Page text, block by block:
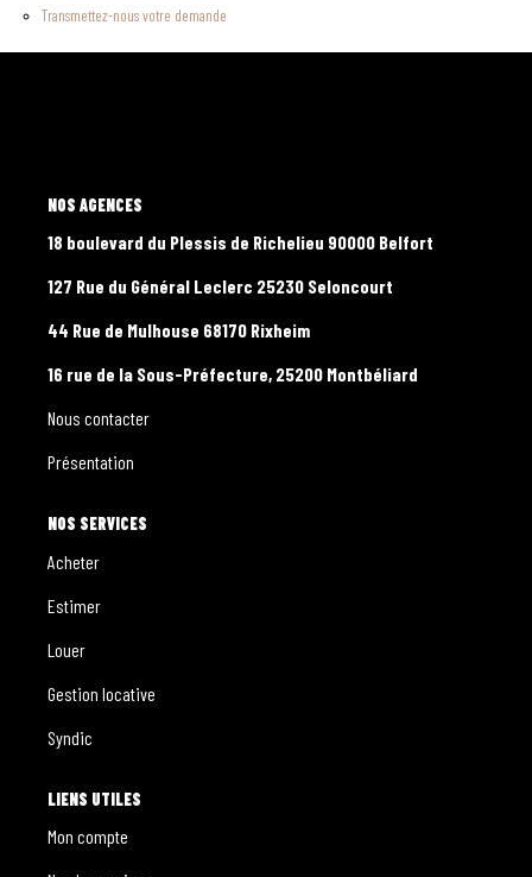
LE CONCEPT W
Transmettez-nous votre demande
L'AGENCE
18 boulevard du Plessis de Richelieu 90000 Belfort
127 Rue du Général Leclerc 25230 Seloncourt
44 Rue de Mulhouse 68170 Rixheim
16 rue de la Sous-Préfecture, 25200 Montbéliard
Nous contacter
Présentation
NOS SERVICES
Acheter
Estimer
Louer
Gestion locative
Syndic
LIENS UTILES
Mon compte